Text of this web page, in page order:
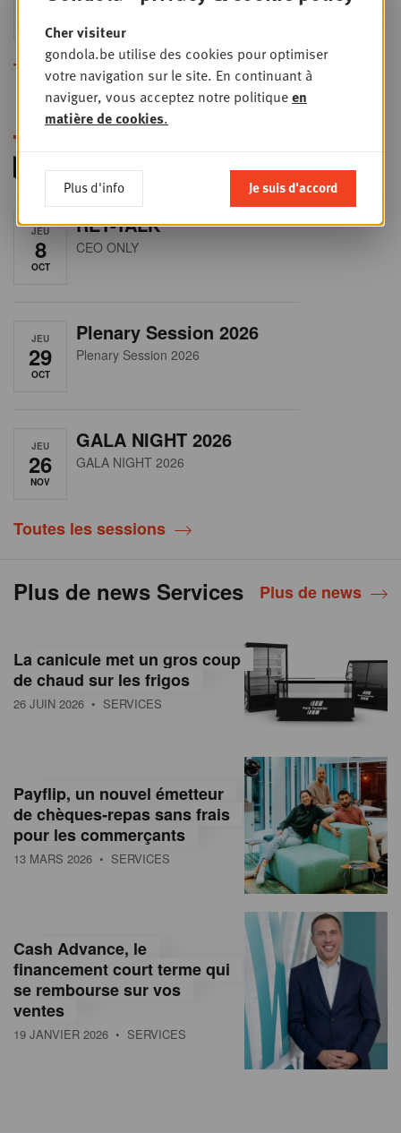
Sales & Nego summit 2026
Toutes les formations
JEU
8
OCT
RET-TALK
CEO ONLY
JEU
29
OCT
Plenary Session 2026
Plenary Session 2026
JEU
26
NOV
GALA NIGHT 2026
GALA NIGHT 2026
Toutes les sessions
Plus de news Services Plus de news
La canicule met un gros coup
de chaud sur les frigos
26 JUIN 2026 • SERVICES
Payflip, un nouvel émetteur
de chèques‑repas sans frais
pour les commerçants
13 MARS 2026 • SERVICES
Cash Advance, le
financement court terme qui
se rembourse sur vos
ventes
19 JANVIER 2026 • SERVICES
Cher visiteur
gondola.be utilise des cookies pour optimiser
votre navigation sur le site. En continuant à
naviguer, vous acceptez notre politiqueen
matière de cookies.
Plus d'info Je suis d'accord